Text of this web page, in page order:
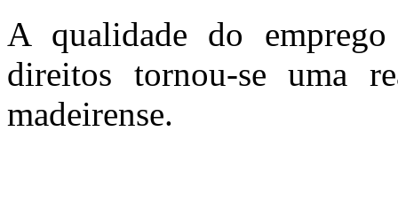
A qualidade do
direitos tornou-se uma
madeirense.